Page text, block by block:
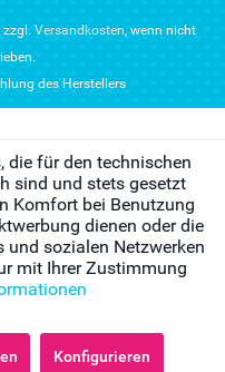
zzgl. Versandkosten, wenn nicht
des Herstellers
die für den technischen
sind und stets gesetzt
Komfort bei Benutzung
dienen oder die
und sozialen Netzwerken
mit Ihrer Zustimmung
Konfigurieren